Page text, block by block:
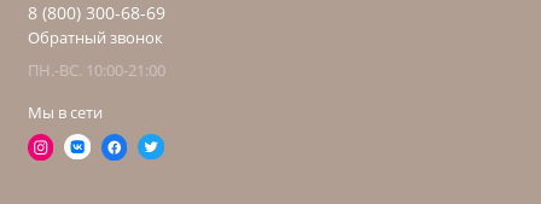
8 (800) 300-68-69
Обратный звонок
ПН.-ВС. 10:00-21:00
Мы в сети